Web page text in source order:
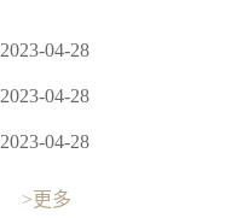
2023-04-28
2023-04-28
2023-04-28
>更多